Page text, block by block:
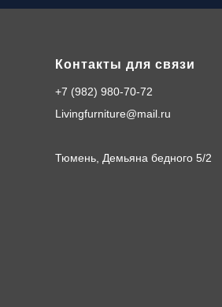
Контакты для связи
+7 (982) 980-70-72
Livingfurniture@mail.ru
Тюмень, Демьяна бедного 5/2